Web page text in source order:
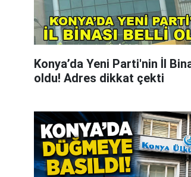
Konya’da Yeni Parti'nin İl
oldu! Adres dikkat çekti